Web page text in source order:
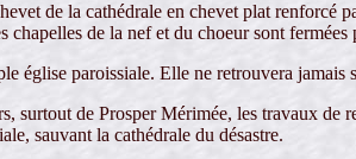
de la cathédrale en chevet plat renforcé
de la nef et du choeur sont fermées
église paroissiale. Elle ne retrouvera jamais
surtout de Prosper Mérimée, les travaux de
sauvant la cathédrale du désastre.